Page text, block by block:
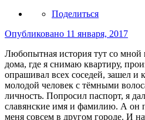
Поделиться
Опубликовано 11 января, 2017
Любопытная история тут со мной
дома, где я снимаю квартиру,
опрашивал всех соседей, зашел и
молодой человек с тёмными
личность. Попросил паспорт, я
славянские имя и фамилию. А он
меня совсем в другом городе. И